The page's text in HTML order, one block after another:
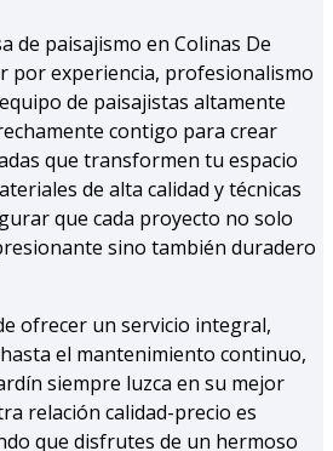
de paisajismo en Colinas De
por experiencia, profesionalismo
de paisajistas altamente
contigo para crear
que transformen tu espacio
de alta calidad y técnicas
que cada proyecto no solo
sino también duradero
ofrecer un servicio integral,
el mantenimiento continuo,
siempre luzca en su mejor
relación calidad-precio es
que disfrutes de un hermoso